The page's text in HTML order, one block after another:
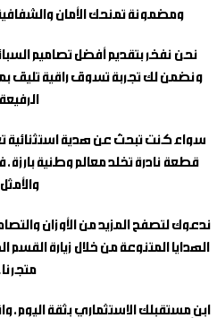
ومضمونة تمنحك الأمان
نحن نفخر بتقديم أفضل تصاميم
ونضمن لك تجربة تسوق راقية تليق
سواء كنت تبحث عن هدية استثنائية
قطعة نادرة تخلد معالم وطنية
ندعوك لتصفح المزيد من الأوزان
الهدايا المتنوعة من خلال زيارة
ابنِ مستقبلك الاستثماري بثقة اليوم،